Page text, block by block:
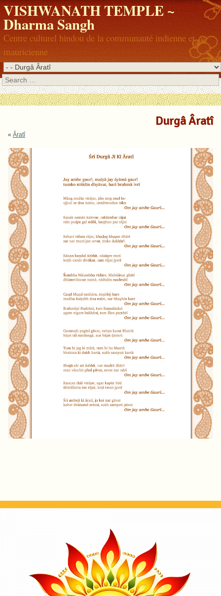
VISHWANATH TEMPLE ~
Dharma Sangh
Centre culturel hindou de la communauté indienne et
mauricienne
Search
Durgâ Âratî
« Âratî